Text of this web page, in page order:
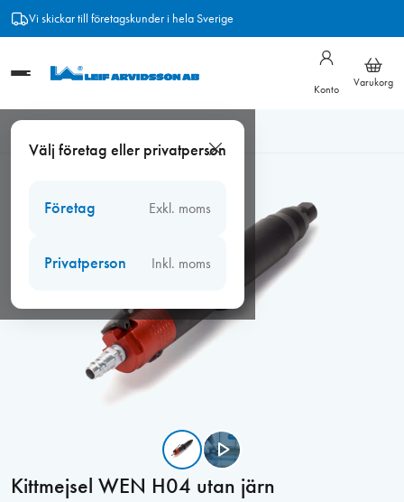
Hoppa
Vi skickar till företagskunder i hela Sverige
Konto
Varukorg
Välj företag eller privatperson
Företag Exkl. moms
Privatperson Inkl. moms
Kittmejsel WEN H04 utan järn